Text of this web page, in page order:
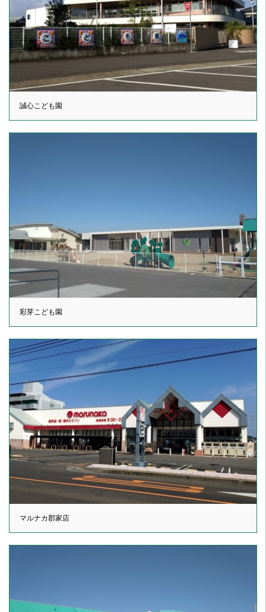
誠心こども園
彩芽こども園
マルナカ郡家店